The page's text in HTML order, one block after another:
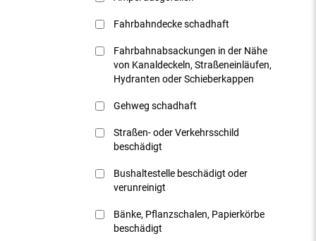
Fahrbahndecke schadhaft
Fahrbahnabsackungen in der Nähe
von Kanaldeckeln, Straßeneinläufen,
Hydranten oder Schieberkappen
Gehweg schadhaft
Straßen- oder Verkehrsschild
beschädigt
Bushaltestelle beschädigt oder
verunreinigt
Bänke, Pflanzschalen, Papierkörbe
beschädigt